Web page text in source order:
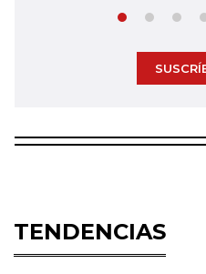
TENDENCIAS